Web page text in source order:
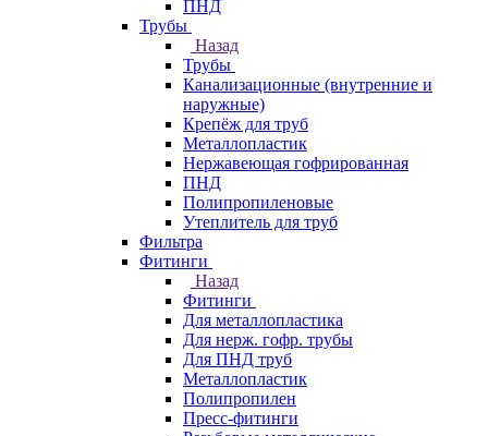
ПНД
Трубы
Назад
Трубы
Канализационные (внутренние и
наружные)
Крепёж для труб
Металлопластик
Нержавеющая гофрированная
ПНД
Полипропиленовые
Утеплитель для труб
Фильтра
Фитинги
Назад
Фитинги
Для металлопластика
Для нерж. гофр. трубы
Для ПНД труб
Металлопластик
Полипропилен
Пресс-фитинги